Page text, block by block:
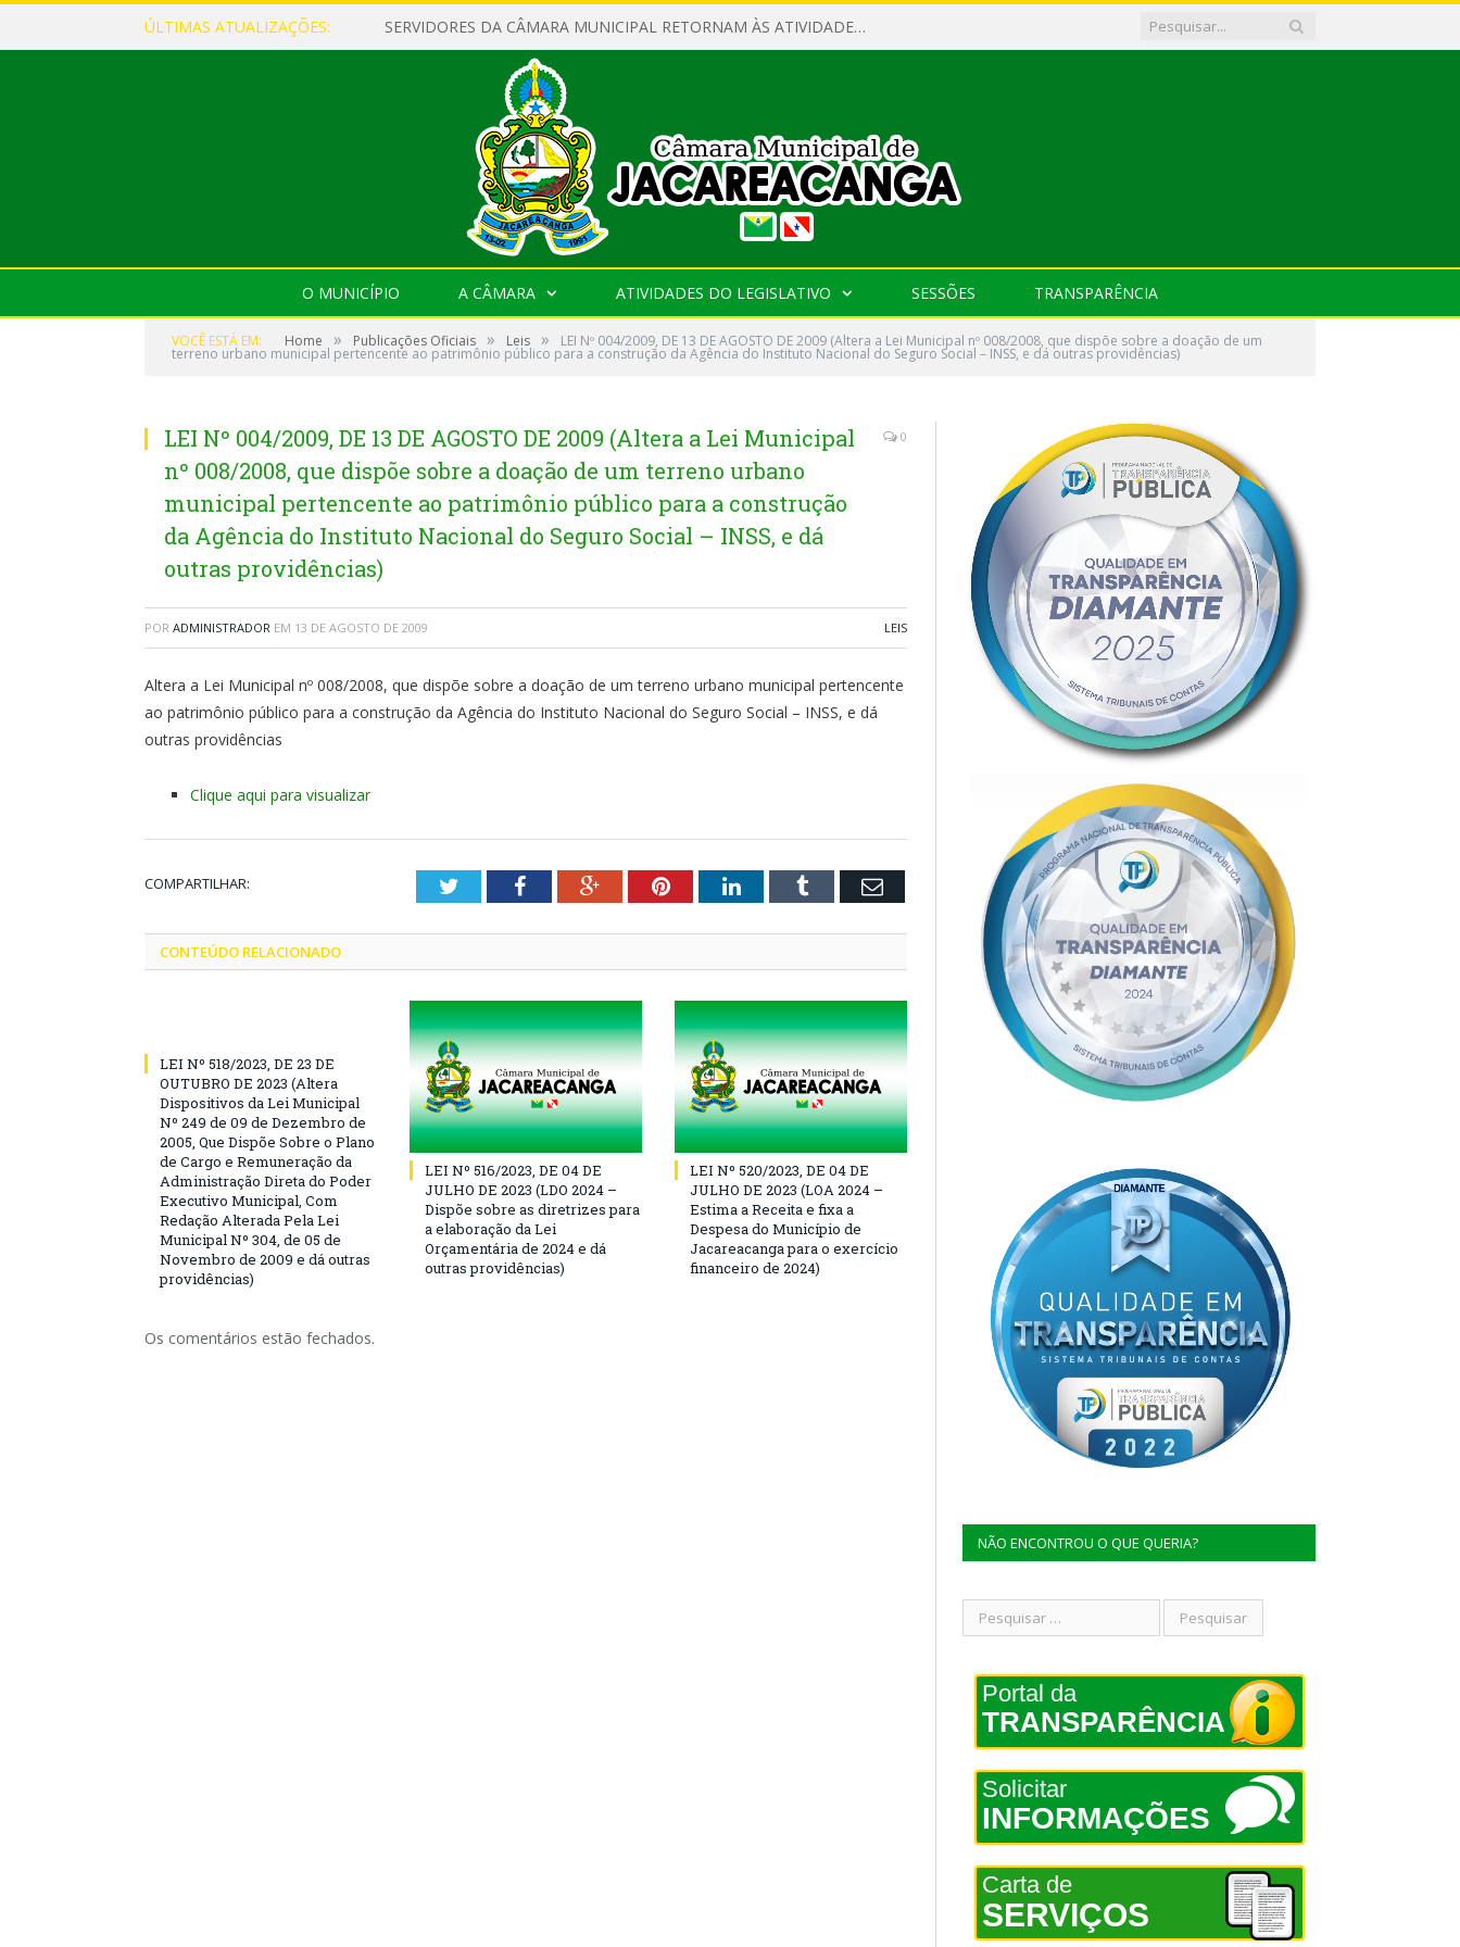
ÚLTIMAS ATUALIZAÇÕES: SERVIDORES DA CÂMARA MUNICIPAL RETORNAM ÀS ATIVIDADES APÓS O RECESSO PARLAMENTAR
O MUNICÍPIO A CÂMARA ATIVIDADES DO LEGISLATIVO SESSÕES TRANSPARÊNCIA
VOCÊ ESTÁ EM: Home » Publicações Oficiais » Leis » LEI Nº 004/2009, DE 13 DE AGOSTO DE 2009 (Altera a Lei Municipal nº 008/2008, que dispõe sobre a doação de um
terreno urbano municipal pertencente ao patrimônio público para a construção da Agência do Instituto Nacional do Seguro Social – INSS, e dá outras providências)
LEI Nº 004/2009, DE 13 DE AGOSTO DE 2009 (Altera a Lei Municipal
nº 008/2008, que dispõe sobre a doação de um terreno urbano
municipal pertencente ao patrimônio público para a construção
da Agência do Instituto Nacional do Seguro Social – INSS, e dá
outras providências)
0
POR ADMINISTRADOR EM 13 DE AGOSTO DE 2009 LEIS
Altera a Lei Municipal nº 008/2008, que dispõe sobre a doação de um terreno urbano municipal pertencente
ao patrimônio público para a construção da Agência do Instituto Nacional do Seguro Social – INSS, e dá
outras providências
Clique aqui para visualizar
COMPARTILHAR: TwitterFacebookGoogle+PinterestLinkedInTumblr Email
CONTEÚDO RELACIONADO
LEI Nº 518/2023, DE 23 DE
OUTUBRO DE 2023 (Altera
Dispositivos da Lei Municipal
Nº 249 de 09 de Dezembro de
2005, Que Dispõe Sobre o Plano
de Cargo e Remuneração da
Administração Direta do Poder
Executivo Municipal, Com
Redação Alterada Pela Lei
Municipal Nº 304, de 05 de
Novembro de 2009 e dá outras
providências)
LEI Nº 516/2023, DE 04 DE
JULHO DE 2023 (LDO 2024 –
Dispõe sobre as diretrizes para
a elaboração da Lei
Orçamentária de 2024 e dá
outras providências)
LEI Nº 520/2023, DE 04 DE
JULHO DE 2023 (LOA 2024 –
Estima a Receita e fixa a
Despesa do Município de
Jacareacanga para o exercício
financeiro de 2024)
Os comentários estão fechados.
NÃO ENCONTROU O QUE QUERIA?
Portal da
TRANSPARÊNCIA
Solicitar
INFORMAÇÕES
Carta de
SERVIÇOS